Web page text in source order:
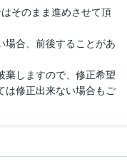
そのまま進めさせて頂
場合、前後することがあ
棄しますので、修正希望
は修正出来ない場合もご